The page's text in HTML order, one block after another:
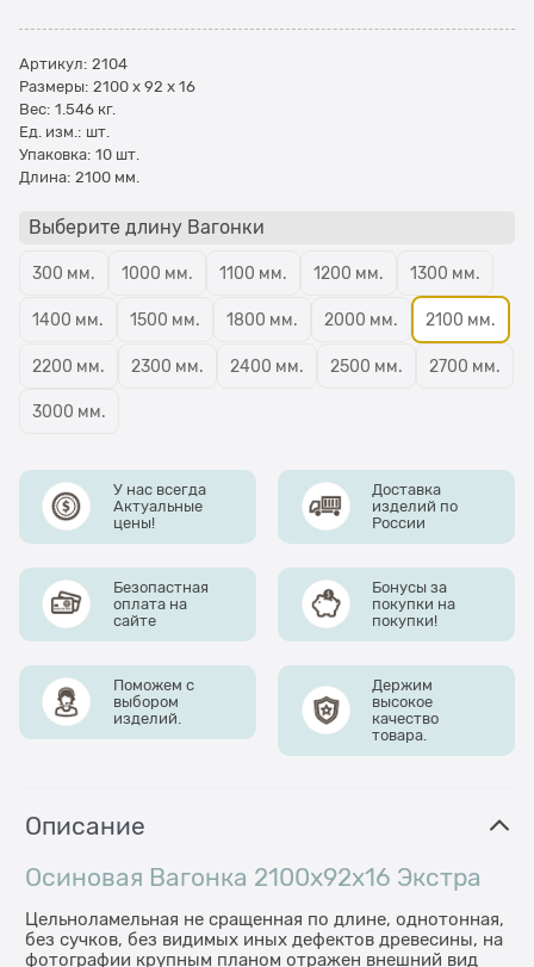
Артикул: 2104
Размеры: 2100 x 92 x 16
Вес: 1.546 кг.
Ед. изм.: шт.
Упаковка: 10 шт.
Длина: 2100 мм.
Выберите длину Вагонки
300 мм. 1000 мм. 1100 мм. 1200 мм. 1300 мм.
1400 мм. 1500 мм. 1800 мм. 2000 мм. 2100 мм.
2200 мм. 2300 мм. 2400 мм. 2500 мм. 2700 мм.
3000 мм.
У нас всегда
Актуальные
цены!
Доставка
изделий по
России
Безопастная
оплата на
сайте
Бонусы за
покупки на
покупки!
Поможем с
выбором
изделий.
Держим
высокое
качество
товара.
Описание
Осиновая Вагонка 2100x92x16 Экстра
Цельноламельная не сращенная по длине, однотонная,
без сучков, без видимых иных дефектов древесины, на
фотографии крупным планом отражен внешний вид